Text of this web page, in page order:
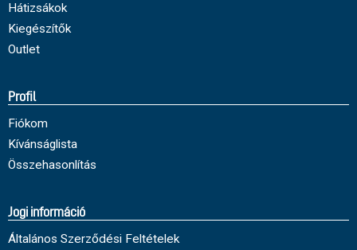
Hátizsákok
Kiegészítők
Outlet
Profil
Fiókom
Kívánságlista
Összehasonlítás
Jogi információ
Általános Szerződési Feltételek